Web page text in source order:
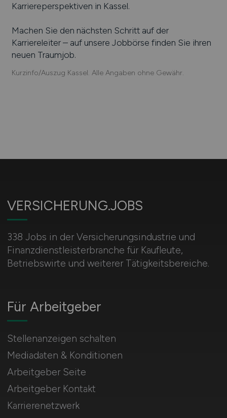
Karriereperspektiven in Kassel.
Machen Sie den nächsten Schritt auf der
Karriereleiter – auf unsere Jobbörse finden Sie ihren
neuen Traumjob.
Kurzinfo/Auszug Kassel. Alle Angaben ohne Gewähr.
VERSICHERUNG.JOBS
338 Jobs in der Versicherungsindustrie und
Finanzdienstleisterbranche für Kaufleute,
Betriebswirte und weiterer Tätigkeitsbereiche.
Für Arbeitgeber
Stellenanzeigen schalten
Mediadaten & Konditionen
Arbeitgeber Seite
Arbeitgeber Kontakt
Karrierenetzwerk